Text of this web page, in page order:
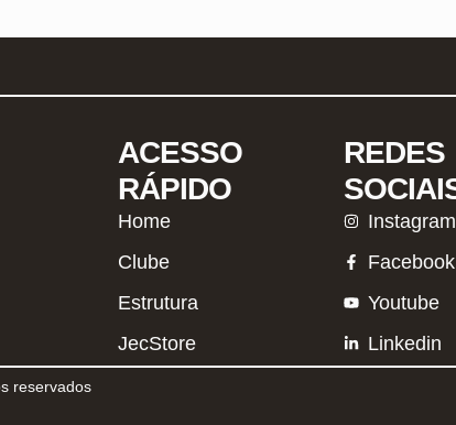
ACESSO
RÁPIDO
Home
Clube
Estrutura
JecStore
REDES
Instagram
Facebook
Youtube
Linkedin
reservados